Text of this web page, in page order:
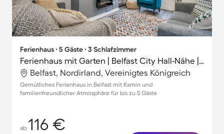
Ferienhaus ∙ 5 Gäste ∙ 3 Schlafzimmer
Ferienhaus mit Garten | Belfast City Hall-Nähe | Stadtblick
Belfast, Nordirland, Vereinigtes Königreich
Gemütliches Ferienhaus in Belfast mit Kamin und
familienfreundlicher Atmosphäre für bis zu 5 Gäste
ab 116 €